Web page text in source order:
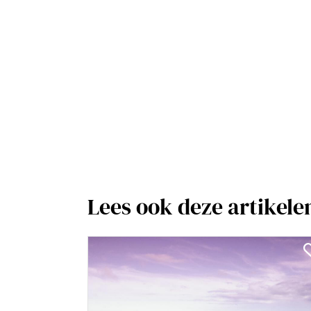
Lees ook deze